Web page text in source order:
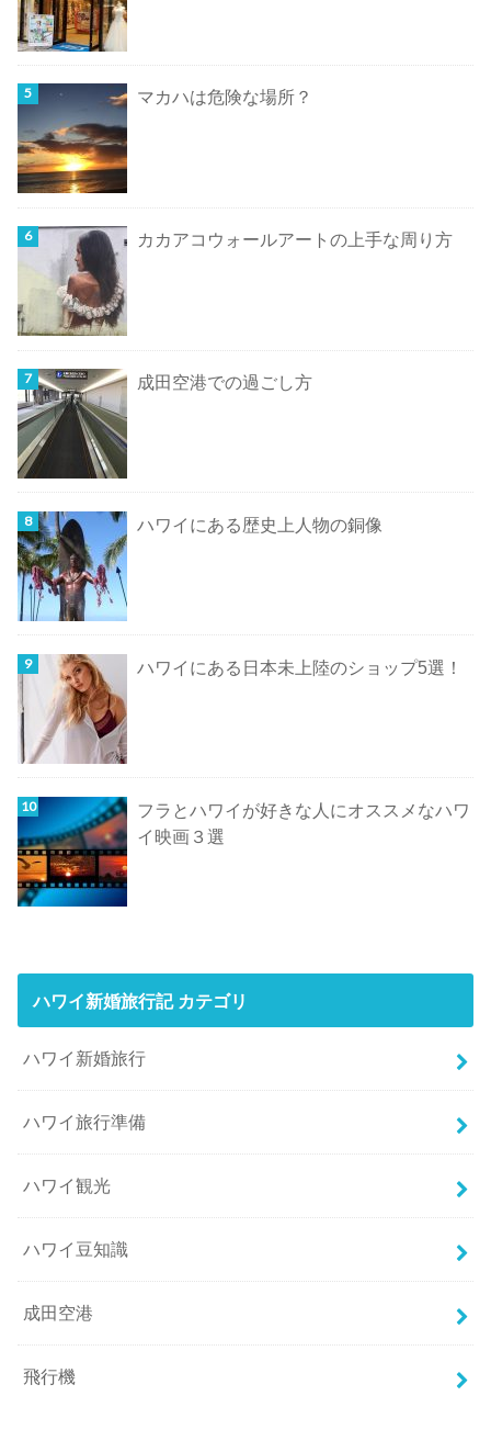
マカハは危険な場所？
カカアコウォールアートの上手な周り方
成田空港での過ごし方
ハワイにある歴史上人物の銅像
ハワイにある日本未上陸のショップ5選！
フラとハワイが好きな人にオススメなハワ
イ映画３選
ハワイ新婚旅行記 カテゴリ
ハワイ新婚旅行
ハワイ旅行準備
ハワイ観光
ハワイ豆知識
成田空港
飛行機